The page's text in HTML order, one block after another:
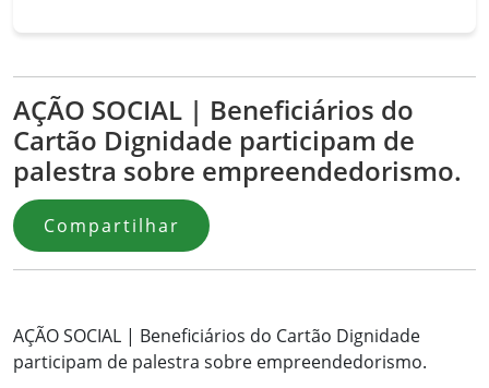
AÇÃO SOCIAL | Beneficiários do
Cartão Dignidade participam de
palestra sobre empreendedorismo.
Compartilhar
AÇÃO SOCIAL | Beneficiários do Cartão Dignidade
participam de palestra sobre empreendedorismo.